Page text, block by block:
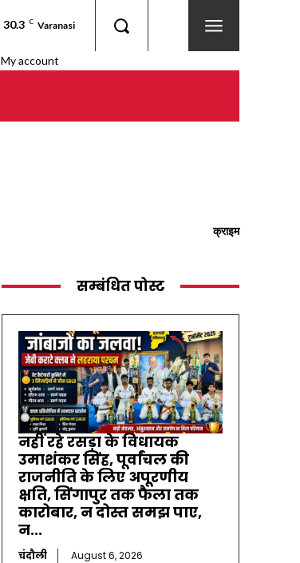
30.3 C Varanasi
My account
क्राइम
सम्बंधित पोस्ट
नहीं रहे रसड़ा के विधायक
उमाशंकर सिंह, पूर्वांचल की
राजनीति के लिए अपूरणीय
क्षति, सिंगापुर तक फैला तक
कारोबार, न दोस्त समझ पाए,
न...
चंदौली August 6, 2026